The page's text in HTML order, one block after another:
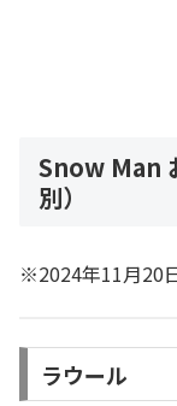
Snow Man
別）
※2024年11月20
ラウール